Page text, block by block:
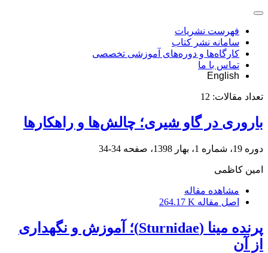
فهرست نشریات
سامانه نشر کتاب
کارگاه‌ها و دوره‌های آموزشی تخصصی
تماس با ما
English
تعداد مقالات: 12
باروری در گاو شیری؛ چالش‌ها و راهکارها
دوره 19، شماره 1، بهار 1398، صفحه 34-34
امین کاظمی
مشاهده مقاله
اصل مقاله 264.17 K
پرنده مینا (Sturnidae)؛ آموزش و نگهداری
از آن‌